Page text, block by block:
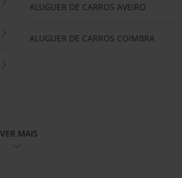
ALUGUER DE CARROS AVEIRO
ALUGUER DE CARROS COIMBRA
VER MAIS